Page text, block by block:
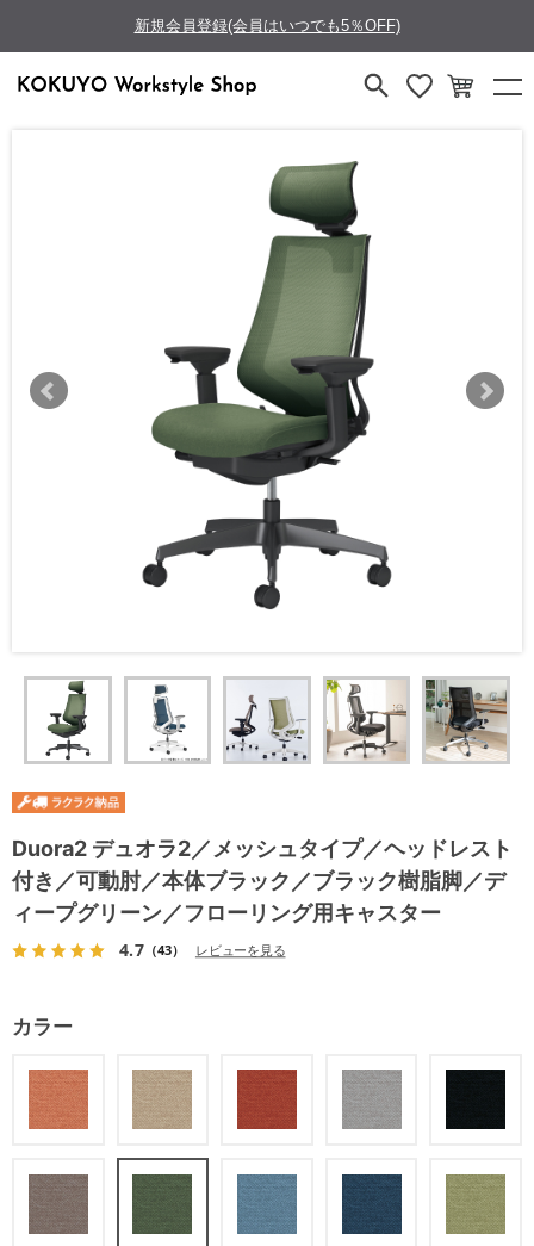
新規会員登録(会員はいつでも5％OFF)
Duora2 デュオラ2／メッシュタイプ／ヘッドレスト
付き／可動肘／本体ブラック／ブラック樹脂脚／デ
ィープグリーン／フローリング用キャスター
4.7（43） レビューを見る
カラー